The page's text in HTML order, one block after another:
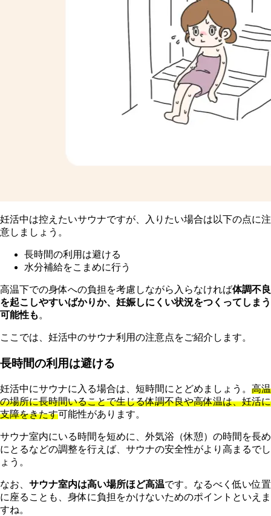
妊活中は控えたいサウナですが、入りたい場合は以下の点に注
意しましょう。
長時間の利用は避ける
水分補給をこまめに行う
高温下での身体への負担を考慮しながら入らなければ体調不良
を起こしやすいばかりか、妊娠しにくい状況をつくってしまう
可能性も 。
ここでは、妊活中のサウナ利用の注意点をご紹介します。
長時間の利用は避ける
妊活中にサウナに入る場合は、短時間にとどめましょう。 高温
の場所に長時間いることで生じる体調不良や高体温は、妊活に
支障をきたす可能性があります。
サウナ室内にいる時間を短めに、外気浴（休憩）の時間を長め
にとるなどの調整を行えば、サウナの安全性がより高まるでし
ょう。
なお、 サウナ室内は高い場所ほど高温です。なるべく低い位置
に座ることも、身体に負担をかけないためのポイントといえま
すね。